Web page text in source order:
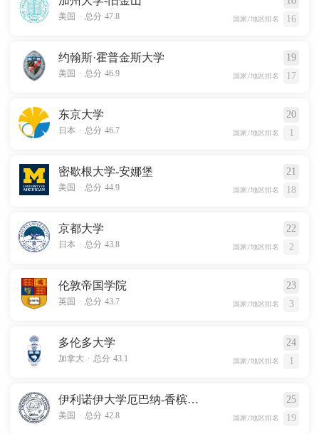
美国 . 总分 47.8 国家/地区排名 16
约翰斯·霍普金斯大学 19
美国 . 总分 46.9 国家/地区排名 17
东京大学 20
日本 . 总分 46.7 国家/地区排名 1
密歇根大学-安娜堡 21
美国 . 总分 44.9 国家/地区排名 18
京都大学 22
日本 . 总分 43.8 国家/地区排名 2
伦敦帝国学院 23
英国 . 总分 43.7 国家/地区排名 3
多伦多大学 24
加拿大 . 总分 43.1 国家/地区排名 1
伊利诺伊大学厄巴纳-香槟分校 25
美国 . 总分 42.8 国家/地区排名 19